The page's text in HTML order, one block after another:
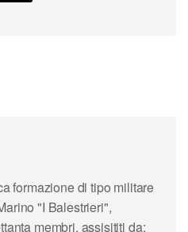
formazione di tipo militare
"I Balestrieri",
membri, assisititi da: